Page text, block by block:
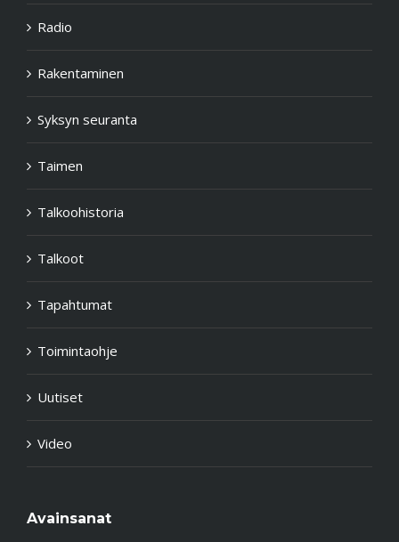
Radio
Rakentaminen
Syksyn seuranta
Taimen
Talkoohistoria
Talkoot
Tapahtumat
Toimintaohje
Uutiset
Video
Avainsanat